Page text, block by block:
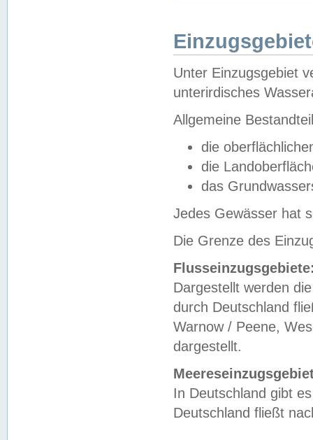
Unter Einzugsgebiet
unterirdisches
Allgemeine
die
die
das
Jedes Gewässer hat
Die Grenze des
Dargestellt werden
durch Deutschland
Warnow / Peene,
dargestellt.
In Deutschland gibt
Deutschland fließt